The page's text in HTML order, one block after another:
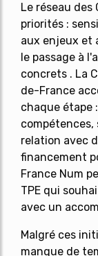
Le réseau des
priorités :
aux enjeux et
le passage à
concrets . La
de-France
chaque étape
relation avec
financement
France Num
TPE qui
avec un
Malgré ces
manque de